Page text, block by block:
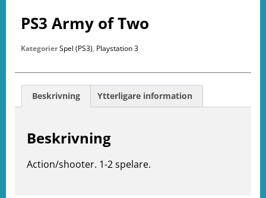
PS3 Army of Two
KategorierSpel (PS3), Playstation 3
Beskrivning Ytterligare information
Beskrivning
Action/shooter. 1-2 spelare.